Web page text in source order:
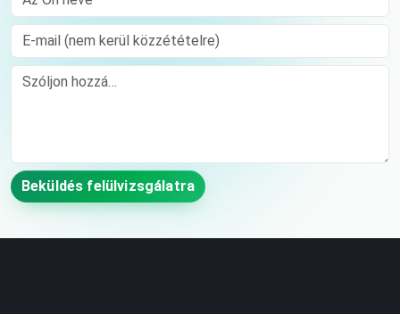
E-mail (nem kerül közzétételre)
Comment
Beküldés felülvizsgálatra